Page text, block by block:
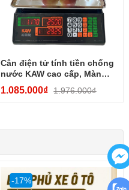
Cân điện tử tính tiền chống
nước KAW cao cấp, Màn
hình lớn, Dễ sử...
1.085.000₫ 1.976.000₫
-17%